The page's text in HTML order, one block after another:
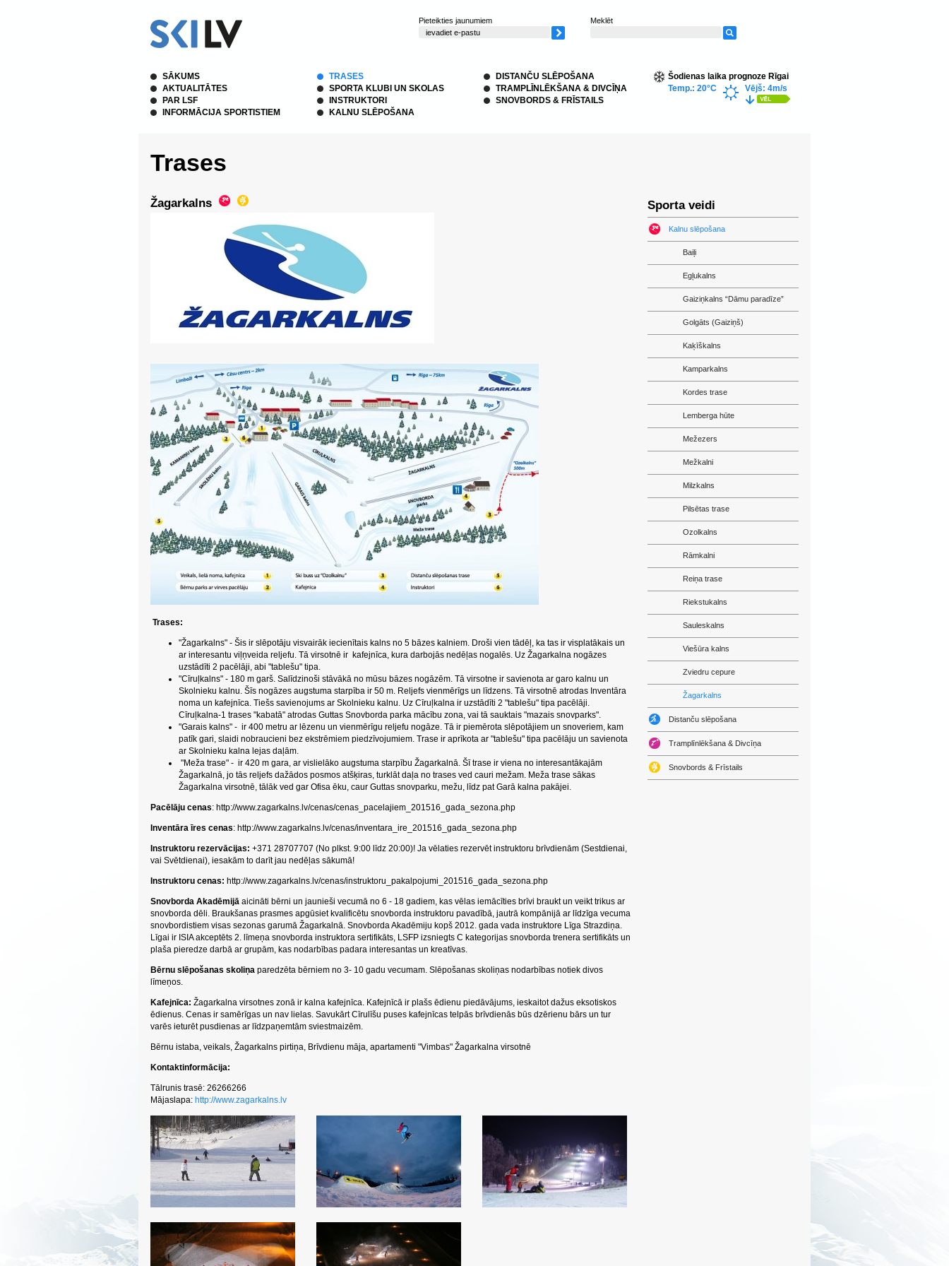
Pieteikties jaunumiem Meklēt
SĀKUMS
AKTUALITĀTES
PAR LSF
INFORMĀCIJA SPORTISTIEM
TRASES
SPORTA KLUBI UN SKOLAS
INSTRUKTORI
KALNU SLĒPOŠANA
DISTANČU SLĒPOŠANA
TRAMPLĪNLĒKŠANA & DIVCĪŅA
SNOVBORDS & FRĪSTAILS
Šodienas laika prognoze Rīgai
Temp.: 20°C
Vējš: 4m/s
Trases
Žagarkalns
Trases:
"Žagarkalns" - Šis ir slēpotāju visvairāk iecienītais kalns no 5 bāzes kalniem. Droši vien tādēļ, ka tas ir visplatākais un
ar interesantu viļņveida reljefu. Tā virsotnē ir kafejnīca, kura darbojās nedēļas nogalēs. Uz Žagarkalna nogāzes
uzstādīti 2 pacēlāji, abi "tablešu" tipa.
"Cīruļkalns" - 180 m garš. Salīdzinoši stāvākā no mūsu bāzes nogāzēm. Tā virsotne ir savienota ar garo kalnu un
Skolnieku kalnu. Šīs nogāzes augstuma starpība ir 50 m. Reljefs vienmērīgs un līdzens. Tā virsotnē atrodas Inventāra
noma un kafejnīca. Tiešs savienojums ar Skolnieku kalnu. Uz Cīruļkalna ir uzstādīti 2 "tablešu" tipa pacēlāji.
Cīruļkalna-1 trases "kabatā" atrodas Guttas Snovborda parka mācību zona, vai tā sauktais "mazais snovparks".
"Garais kalns" - ir 400 metru ar lēzenu un vienmērīgu reljefu nogāze. Tā ir piemērota slēpotājiem un snoveriem, kam
patīk gari, slaidi nobraucieni bez ekstrēmiem piedzīvojumiem. Trase ir aprīkota ar "tablešu" tipa pacēlāju un savienota
ar Skolnieku kalna lejas daļām.
"Meža trase" - ir 420 m gara, ar vislielāko augstuma starpību Žagarkalnā. Šī trase ir viena no interesantākajām
Žagarkalnā, jo tās reljefs dažādos posmos atšķiras, turklāt daļa no trases ved cauri mežam. Meža trase sākas
Žagarkalna virsotnē, tālāk ved gar Ofisa ēku, caur Guttas snovparku, mežu, līdz pat Garā kalna pakājei.
Pacēlāju cenas: http://www.zagarkalns.lv/cenas/cenas_pacelajiem_201516_gada_sezona.php
Inventāra īres cenas: http://www.zagarkalns.lv/cenas/inventara_ire_201516_gada_sezona.php
Instruktoru rezervācijas: +371 28707707 (No plkst. 9:00 līdz 20:00)! Ja vēlaties rezervēt instruktoru brīvdienām (Sestdienai,
vai Svētdienai), iesakām to darīt jau nedēļas sākumā!
Instruktoru cenas: http://www.zagarkalns.lv/cenas/instruktoru_pakalpojumi_201516_gada_sezona.php
Snovborda Akadēmijā aicināti bērni un jaunieši vecumā no 6 - 18 gadiem, kas vēlas iemācīties brīvi braukt un veikt trikus ar
snovborda dēli. Braukšanas prasmes apgūsiet kvalificētu snovborda instruktoru pavadībā, jautrā kompānijā ar līdzīga vecuma
snovbordistiem visas sezonas garumā Žagarkalnā. Snovborda Akadēmiju kopš 2012. gada vada instruktore Līga Strazdiņa.
Līgai ir ISIA akceptēts 2. līmeņa snovborda instruktora sertifikāts, LSFP izsniegts C kategorijas snovborda trenera sertifikāts un
plaša pieredze darbā ar grupām, kas nodarbības padara interesantas un kreatīvas.
Bērnu slēpošanas skoliņa paredzēta bērniem no 3- 10 gadu vecumam. Slēpošanas skoliņas nodarbības notiek divos
līmeņos.
Kafejnīca: Žagarkalna virsotnes zonā ir kalna kafejnīca. Kafejnīcā ir plašs ēdienu piedāvājums, ieskaitot dažus eksotiskos
ēdienus. Cenas ir samērīgas un nav lielas. Savukārt Cīrulīšu puses kafejnīcas telpās brīvdienās būs dzērienu bārs un tur
varēs ieturēt pusdienas ar līdzpaņemtām sviestmaizēm.
Bērnu istaba, veikals, Žagarkalns pirtiņa, Brīvdienu māja, apartamenti "Vimbas" Žagarkalna virsotnē
Kontaktinformācija:
Tālrunis trasē: 26266266
Mājaslapa: http://www.zagarkalns.lv
Sporta veidi
Kalnu slēpošana
Baiļi
Egļukalns
Gaiziņkalns “Dāmu paradīze”
Golgāts (Gaiziņš)
Kaķīškalns
Kamparkalns
Kordes trase
Lemberga hūte
Mežezers
Mežkalni
Milzkalns
Pilsētas trase
Ozolkalns
Rāmkalni
Reiņa trase
Riekstukalns
Sauleskalns
Viešūra kalns
Zviedru cepure
Žagarkalns
Distanču slēpošana
Tramplīnlēkšana & Divcīņa
Snovbords & Frīstails